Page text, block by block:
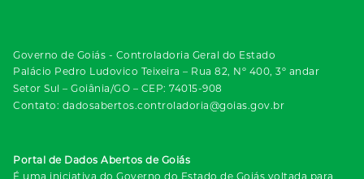
Governo de Goiás - Controladoria Geral do Estado
Palácio Pedro Ludovico Teixeira – Rua 82, Nº 400, 3º andar
Setor Sul – Goiânia/GO – CEP: 74015-908
Contato: dadosabertos.controladoria@goias.gov.br
Portal de Dados Abertos de Goiás
É uma iniciativa do Governo do Estado de Goiás voltada para